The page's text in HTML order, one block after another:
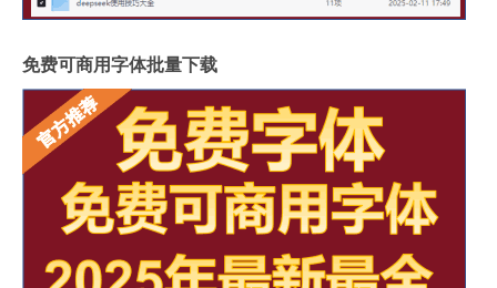
免费可商用字体批量下载